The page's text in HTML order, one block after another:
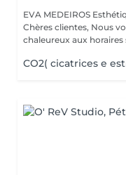
EVA MEDEIROS
Chères clientes, Nous
chaleureux aux horaires
CO2( cicatrices e